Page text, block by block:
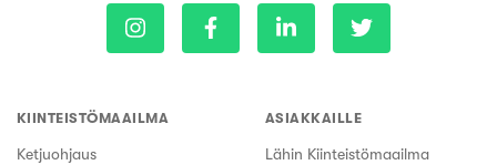
KIINTEISTÖMAAILMA
Ketjuohjaus
ASIAKKAILLE
Lähin Kiinteistömaailma